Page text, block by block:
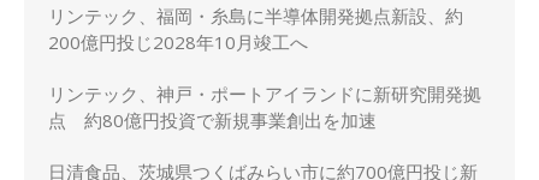
リンテック、福岡・糸島に半導体開発拠点新設、約
200億円投じ2028年10月竣工へ
リンテック、神戸・ポートアイランドに新研究開発拠
点 約80億円投資で新規事業創出を加速
日清食品、茨城県つくばみらい市に約700億円投じ新